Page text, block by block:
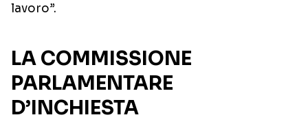
lavoro”.
LA COMMISSIONE
PARLAMENTARE
D’INCHIESTA